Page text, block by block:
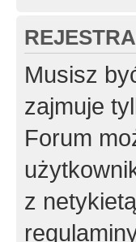
Musisz
zajmuje
Forum
z